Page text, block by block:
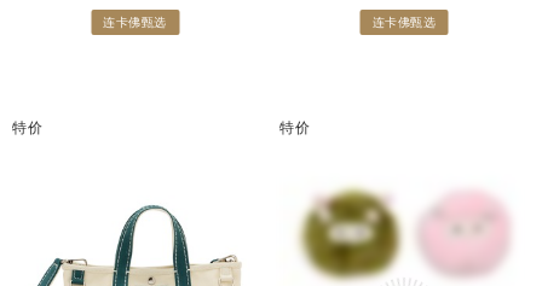
连卡佛甄选 连卡佛甄选
特价 特价